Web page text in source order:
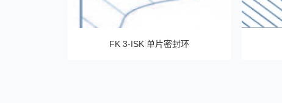
FK 3-ISK 单片密封环